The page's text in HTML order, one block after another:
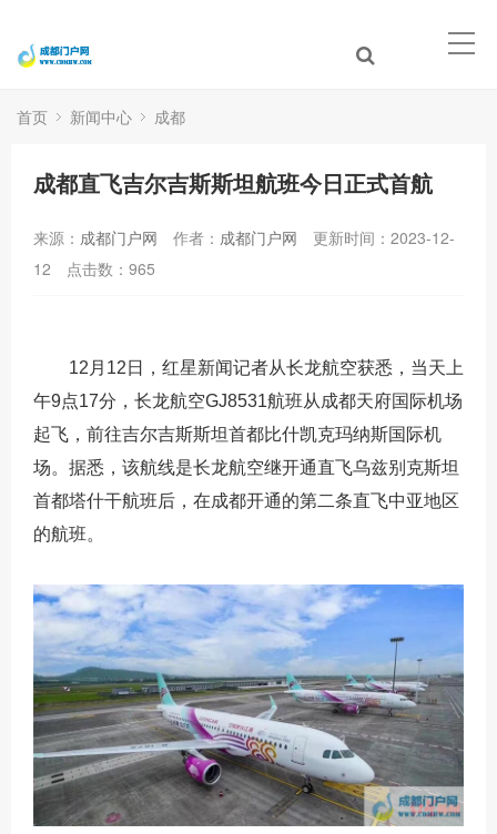
首页 新闻中心 成都
成都直飞吉尔吉斯斯坦航班今日正式首航
来源： 成都门户网 作者： 成都门户网
更新时间：2023-12-
12
点击数： 965
12月12日，红星新闻记者从长龙航空获悉，当天上
午9点17分，长龙航空GJ8531航班从成都天府国际机场
起飞，前往吉尔吉斯斯坦首都比什凯克玛纳斯国际机
场。据悉，该航线是长龙航空继开通直飞乌兹别克斯坦
首都塔什干航班后，在成都开通的第二条直飞中亚地区
的航班。